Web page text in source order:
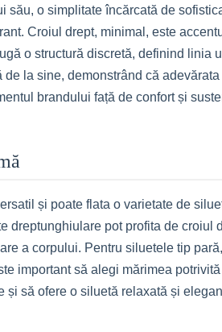
o simplitate încărcată de
Croiul drept, minimal, este
o structură discretă, definind linia
la sine, demonstrând că
brandului față de confort și
și poate flata o varietate de
pot profita de croiul
a corpului. Pentru siluetele tip
important să alegi mărimea
să ofere o siluetă relaxată și